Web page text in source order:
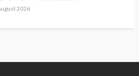
2026